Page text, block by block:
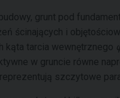
grunt pod
ścinających i
kąta tarcia wewnętrznego
w gruncie równe
reprezentują szczytowe